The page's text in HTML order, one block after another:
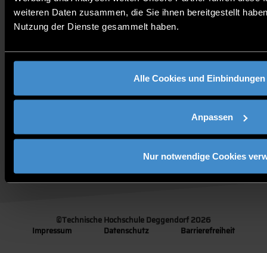
weiteren Daten zusammen, die Sie ihnen bereitgestellt
Nutzung der Dienste gesammelt haben.
Alle Cookies und
Anpassen
Nur notwendige Cookies
QUICKLINKS
STUDIENANGEBOT
FÜR UNTERNEHMEN
PRESSE
ANFAHRT
Follow us:
©Technische Hochschule Deggendorf 2026
Impressum
Datenschutz Barrierefreiheit